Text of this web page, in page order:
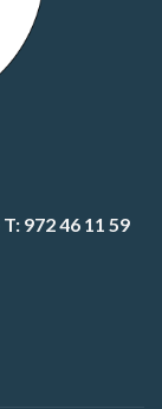
T: 972 46 11 59